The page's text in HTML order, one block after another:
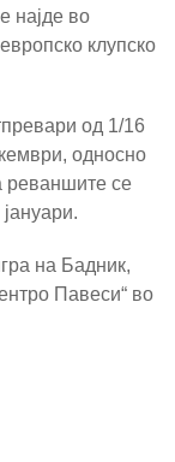
најде во
клупско
од 1/16
односно
реваншите се
на Бадник,
Павеси“ во